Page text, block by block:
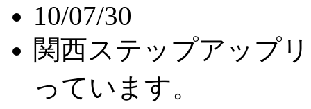
10/07/30
関西ステップアップ
っています。